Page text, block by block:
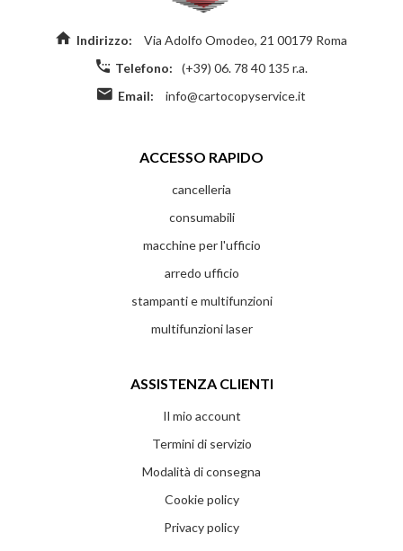
Indirizzo:
Via Adolfo Omodeo, 21 00179 Roma
Telefono:
(+39) 06. 78 40 135 r.a.
Email:
info@cartocopyservice.it
ACCESSO RAPIDO
cancelleria
consumabili
macchine per l'ufficio
arredo ufficio
stampanti e multifunzioni
multifunzioni laser
ASSISTENZA CLIENTI
Il mio account
Termini di servizio
Modalità di consegna
Cookie policy
Privacy policy